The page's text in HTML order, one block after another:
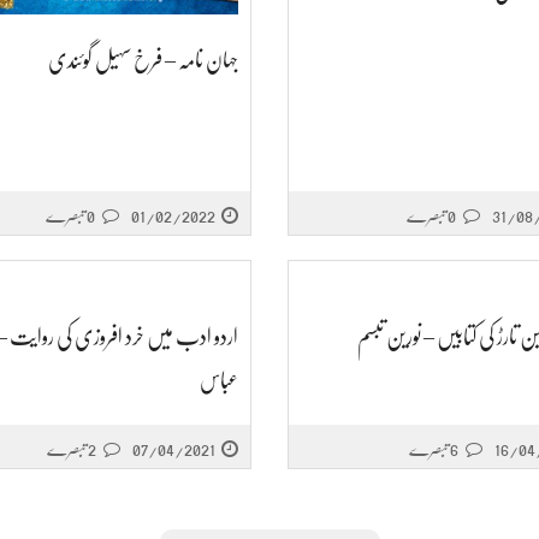
31/
جہان نامہ – فرخ سہیل گوئندی
01/02/2022
تارڑ کی کتابیں – نورین تبسم
16/
اردو ادب میں خرد افروزی کی روایت
عباس
07/04/2021